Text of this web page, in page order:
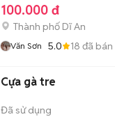
100.000 đ
Thành phố Dĩ An
Văn Sơn 5.0 18 đã bán
Cựa gà tre
Đã sử dụng